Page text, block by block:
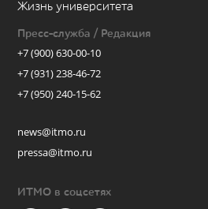
Жизнь университета
Пресс-служба / Редакция
+7 (900) 630-00-10
+7 (931) 238-46-72
+7 (950) 240-15-62
news@itmo.ru
pressa@itmo.ru
ИТМО в соцсетях